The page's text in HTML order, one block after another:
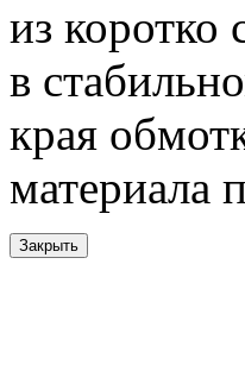
из коротко
в
края
материала
Закрыть